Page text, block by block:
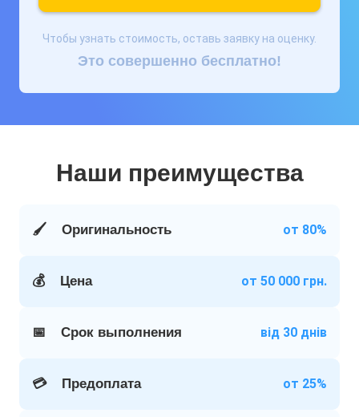
Чтобы узнать стоимость, оставь заявку на оценку.
Это совершенно бесплатно!
Наши преимущества
🖌️ Оригинальность от 80%
💰 Цена от 50 000 грн.
📅 Срок выполнения від 30 днів
💳 Предоплата от 25%